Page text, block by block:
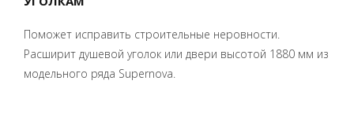
Поможет исправить строительные неровности.
Расширит душевой уголок или двери высотой 1880 мм из
модельного ряда Supernova.